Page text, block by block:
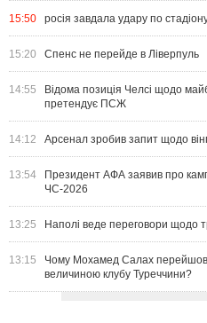
15:50 росія завдала удару по
15:20 Спенс не перейде в Ліверпуль
14:55
Відома позиція Челсі щодо
претендує ПСЖ
14:12 Арсенал зробив запит щодо
13:54
Президент АФА заявив про
ЧС-2026
13:25 Наполі веде переговори щодо
13:15
Чому Мохамед Салах
величиною клубу Туреччини?